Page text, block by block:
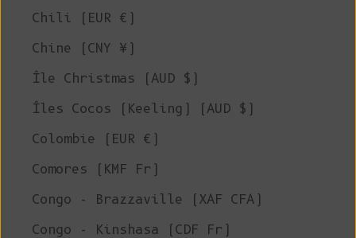
Chili (EUR €)
Chine (CNY ¥)
Île Christmas (AUD $)
Îles Cocos (Keeling) (AUD $)
Colombie (EUR €)
Comores (KMF Fr)
Congo - Brazzaville (XAF CFA)
Congo - Kinshasa (CDF Fr)